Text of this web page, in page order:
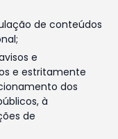
de conteúdos
e
e estritamente
dos
à
de